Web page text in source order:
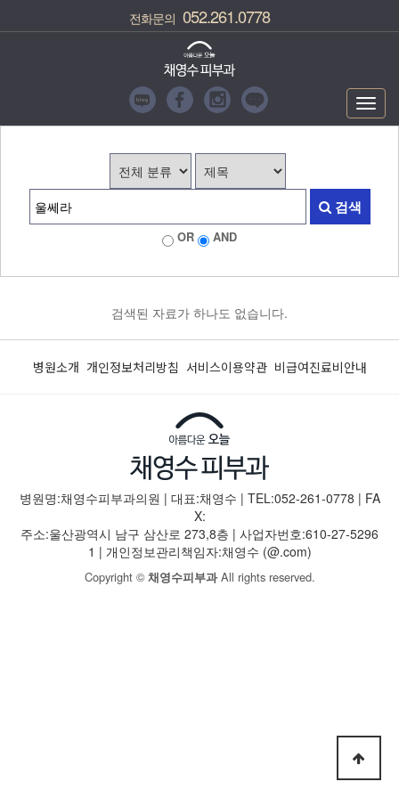
전화문의 052.261.0778
검색
OR AND
검색된 자료가 하나도 없습니다.
병원소개 개인정보처리방침 서비스이용약관 비급여진료비안내
병원명:채영수피부과의원 | 대표:채영수 | TEL:052-261-0778 | FA
X:
주소:울산광역시 남구 삼산로 273,8층 | 사업자번호:610-27-5296
1 | 개인정보관리책임자:채영수 (@.com)
Copyright ©채영수피부과All rights reserved.